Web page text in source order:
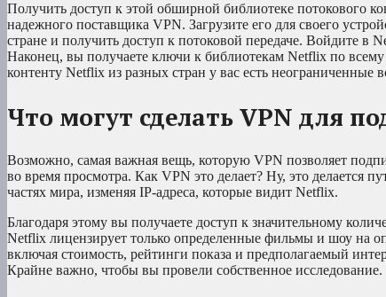
Получить доступ к этой обширной библиотеке потокового
надежного поставщика VPN. Загрузите его для своего
стране и получить доступ к потоковой передаче. Войдите в
Наконец, вы получаете ключи к библиотекам Netflix по всему
контенту Netflix из разных стран у вас есть неограниченные
Что могут сделать VPN для
Возможно, самая важная вещь, которую VPN позволяет
во время просмотра. Как VPN это делает? Ну, это делается
частях мира, изменяя IP-адреса, которые видит Netflix.
Благодаря этому вы получаете доступ к значительному
Netflix лицензирует только определенные фильмы и шоу на
включая стоимость, рейтинги показа и предполагаемый
Крайне важно, чтобы вы провели собственное исследование.